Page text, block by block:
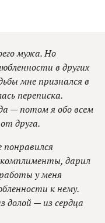
мужа. Но
в других
мне признался в
переписка.
— потом я обо всем
друга.
понравился
дарил
у меня
к нему.
долой — из сердца